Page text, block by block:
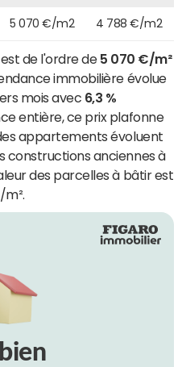
5 070 €/m2 4 788 €/m2
de l'ordre de 5 070 €/m²
immobilière évolue
mois avec 6,3 %
entière, ce prix plafonne
appartements évoluent
constructions anciennes à
des parcelles à bâtir est